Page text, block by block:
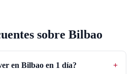
sobre Bilbao
en Bilbao en 1 día? +